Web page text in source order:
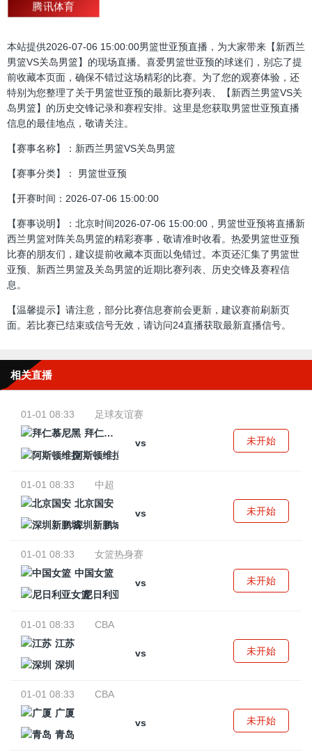
腾讯体育
本站提供2026-07-06 15:00:00男篮世亚预直播，为大家带来【新西兰
男篮VS关岛男篮】的现场直播。喜爱男篮世亚预的球迷们，别忘了提
前收藏本页面，确保不错过这场精彩的比赛。为了您的观赛体验，还
特别为您整理了关于男篮世亚预的最新比赛列表、【新西兰男篮VS关
岛男篮】的历史交锋记录和赛程安排。这里是您获取男篮世亚预直播
信息的最佳地点，敬请关注。
【赛事名称】：新西兰男篮VS关岛男篮
【赛事分类】： 男篮世亚预
【开赛时间：2026-07-06 15:00:00
【赛事说明】：北京时间2026-07-06 15:00:00，男篮世亚预将直播新
西兰男篮对阵关岛男篮的精彩赛事，敬请准时收看。热爱男篮世亚预
比赛的朋友们，建议提前收藏本页面以免错过。本页还汇集了男篮世
亚预、新西兰男篮及关岛男篮的近期比赛列表、历史交锋及赛程信
息。
【温馨提示】请注意，部分比赛信息赛前会更新，建议赛前刷新页
面。若比赛已结束或信号无效，请访问24直播获取最新直播信号。
相关直播
01-01 08:33
足球友谊赛
拜仁慕尼黑
vs
阿斯顿维拉
未开始
01-01 08:33
中超
北京国安
vs
深圳新鹏城
未开始
01-01 08:33
女篮热身赛
中国女篮
vs
尼日利亚女篮
未开始
01-01 08:33
CBA
江苏
vs
深圳
未开始
01-01 08:33
CBA
广厦
vs
青岛
未开始